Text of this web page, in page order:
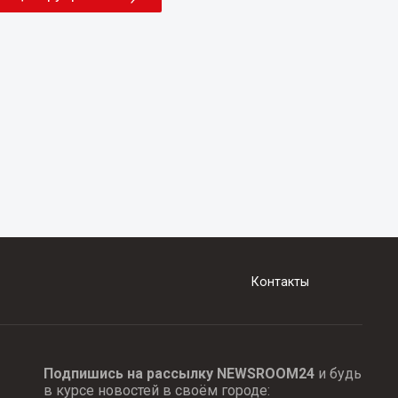
Контакты
Подпишись на рассылку NEWSROOM24и будь
в курсе новостей в своём городе: